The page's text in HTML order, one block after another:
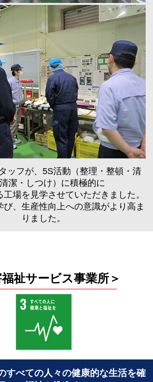
ッフが、5S活動（整理・整頓・清
潔・しつけ）に積極的に
場を見学させていただきました。
び、生産性向上への意識がより高ま
りました。
福祉サービス事業所＞
すべての人々の健康的な生活を確